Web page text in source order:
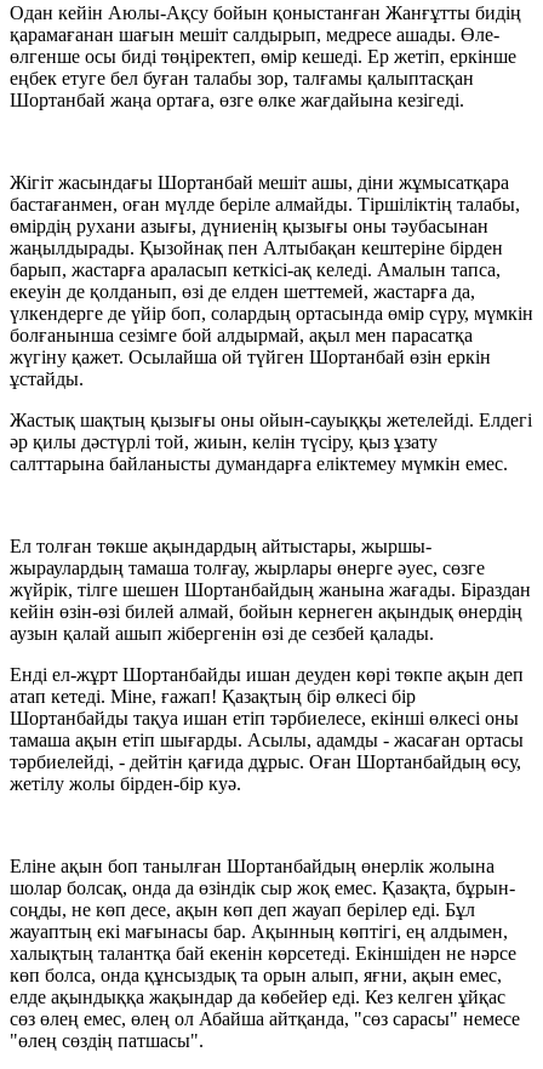
Одан кейін Аюлы-Ақсу бойын қоныстанған Жанғұтты бидің
қарамағанан шағын мешіт салдырып, медресе ашады. Өле-
өлгенше осы биді төңіректеп, өмір кешеді. Ер жетіп, еркінше
еңбек етуге бел буған талабы зор, талғамы қалыптасқан
Шортанбай жаңа ортаға, өзге өлке жағдайына кезігеді.
Жігіт жасындағы Шортанбай мешіт ашы, діни жұмысатқара
бастағанмен, оған мүлде беріле алмайды. Тіршіліктің талабы,
өмірдің рухани азығы, дүниенің қызығы оны тәубасынан
жаңылдырады. Қызойнақ пен Алтыбақан кештеріне бірден
барып, жастарға араласып кеткісі-ақ келеді. Амалын тапса,
екеуін де қолданып, өзі де елден шеттемей, жастарға да,
үлкендерге де үйір боп, солардың ортасында өмір сүру, мүмкін
болғанынша сезімге бой алдырмай, ақыл мен парасатқа
жүгіну қажет. Осылайша ой түйген Шортанбай өзін еркін
ұстайды.
Жастық шақтың қызығы оны ойын-сауыққы жетелейді. Елдегі
әр қилы дәстүрлі той, жиын, келін түсіру, қыз ұзату
салттарына байланысты думандарға еліктемеу мүмкін емес.
Ел толған төкше ақындардың айтыстары, жыршы-
жыраулардың тамаша толғау, жырлары өнерге әуес, сөзге
жүйрік, тілге шешен Шортанбайдың жанына жағады. Біраздан
кейін өзін-өзі билей алмай, бойын кернеген ақындық өнердің
аузын қалай ашып жібергенін өзі де сезбей қалады.
Енді ел-жұрт Шортанбайды ишан деуден көрі төкпе ақын деп
атап кетеді. Міне, ғажап! Қазақтың бір өлкесі бір
Шортанбайды тақуа ишан етіп тәрбиелесе, екінші өлкесі оны
тамаша ақын етіп шығарды. Асылы, адамды - жасаған ортасы
тәрбиелейді, - дейтін қағида дұрыс. Оған Шортанбайдың өсу,
жетілу жолы бірден-бір куә.
Еліне ақын боп танылған Шортанбайдың өнерлік жолына
шолар болсақ, онда да өзіндік сыр жоқ емес. Қазақта, бұрын-
соңды, не көп десе, ақын көп деп жауап берілер еді. Бұл
жауаптың екі мағынасы бар. Ақынның көптігі, ең алдымен,
халықтың талантқа бай екенін көрсетеді. Екіншіден не нәрсе
көп болса, онда құнсыздық та орын алып, яғни, ақын емес,
елде ақындыққа жақындар да көбейер еді. Кез келген ұйқас
сөз өлең емес, өлең ол Абайша айтқанда, "сөз сарасы" немесе
"өлең сөздің патшасы".